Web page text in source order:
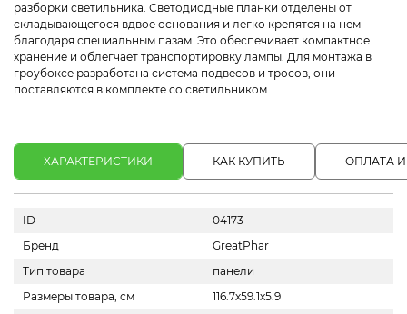
разборки светильника. Светодиодные планки отделены от
складывающегося вдвое основания и легко крепятся на нем
благодаря специальным пазам. Это обеспечивает компактное
хранение и облегчает транспортировку лампы. Для монтажа в
гроубоксе разработана система подвесов и тросов, они
поставляются в комплекте со светильником.
ХАРАКТЕРИСТИКИ КАК КУПИТЬ ОПЛАТА
ID
04173
Бренд
GreatPhar
Тип товара
панели
Размеры товара, см
116.7х59.1х5.9